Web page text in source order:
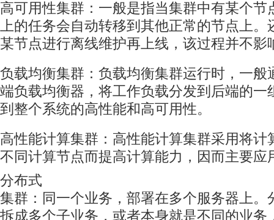
高可用性集群：一般是指当集群中有某个节
上的任务会自动转移到其他正常的节点上。
某节点进行离线维护再上线，该过程并不影
负载均衡集群：负载均衡集群运行时，一般
端负载均衡器，将工作负载分发到后端的一
到整个系统的高性能和高可用性。
高性能计算集群：高性能计算集群采用将计
不同计算节点而提高计算能力，因而主要应
分布式
集群：同一个业务，部署在多个服务器上。
拆成多个子业务，或者本身就是不同的业务